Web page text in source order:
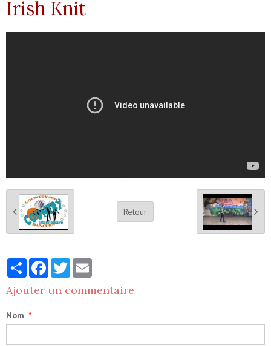
Irish Knit
Retour
PartagerFacebookTwitter
Ajouter un commentaire
Nom